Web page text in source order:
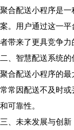
聚合配送小程序是
案。用户通过这一
者带来了更具竞争力
二、智慧配送系统的
聚合配送小程序的
常常因配送不及时
和可靠性。
三、未来发展与创新